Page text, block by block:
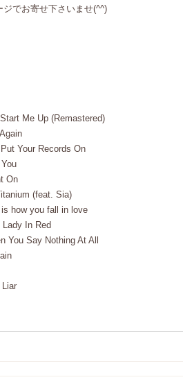
でお寄せ下さいませ(^^)
Me Up (Remastered)
Your Records On
On
(feat. Sia)
how you fall in love
In Red
You Say Nothing At All